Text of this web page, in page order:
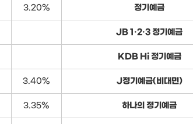
3.20% 정기예금
JB 1·2·3 정기예금
KDB Hi 정기예금
3.40% J정기예금(비대면)
3.35% 하나의 정기예금